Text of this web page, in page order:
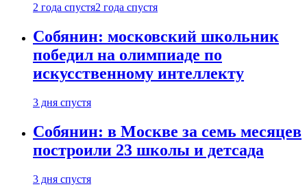
2 года спустя2 года спустя
Собянин: московский школьник
победил на олимпиаде по
искусственному интеллекту
3 дня спустя
Собянин: в Москве за семь месяцев
построили 23 школы и детсада
3 дня спустя